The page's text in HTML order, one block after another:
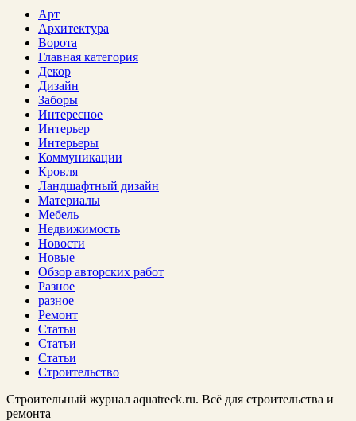
Арт
Архитектура
Ворота
Главная категория
Декор
Дизайн
Заборы
Интересное
Интерьер
Интерьеры
Коммуникации
Кровля
Ландшафтный дизайн
Материалы
Мебель
Недвижимость
Новости
Новые
Обзор авторских работ
Разное
разное
Ремонт
Статьи
Статьи
Статьи
Строительство
Строительный журнал aquatreck.ru. Всё для строительства и
ремонта